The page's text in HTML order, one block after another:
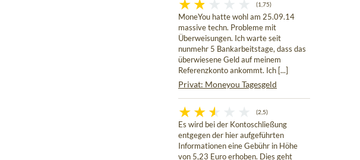
(1,75)
MoneYou hatte wohl am 25.09.14
massive techn. Probleme mit
Überweisungen. Ich warte seit
nunmehr 5 Bankarbeitstage, dass das
überwiesene Geld auf meinem
Referenzkonto ankommt. Ich [...]
Privat: Moneyou Tagesgeld
(2,5)
Es wird bei der Kontoschließung
entgegen der hier aufgeführten
Informationen eine Gebühr in Höhe
von 5,23 Euro erhoben. Dies geht